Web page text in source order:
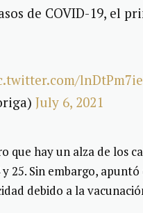
de COVID-19, el
July 6, 2021
que hay un alza de los
25. Sin embargo,
debido a la